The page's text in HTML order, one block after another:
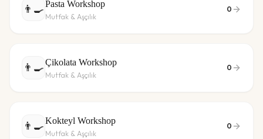
👨‍🍳Pasta Workshop
Mutfak & Aşçılık
0
👨‍🍳Çikolata Workshop
Mutfak & Aşçılık
0
👨‍🍳Kokteyl Workshop
Mutfak & Aşçılık
0